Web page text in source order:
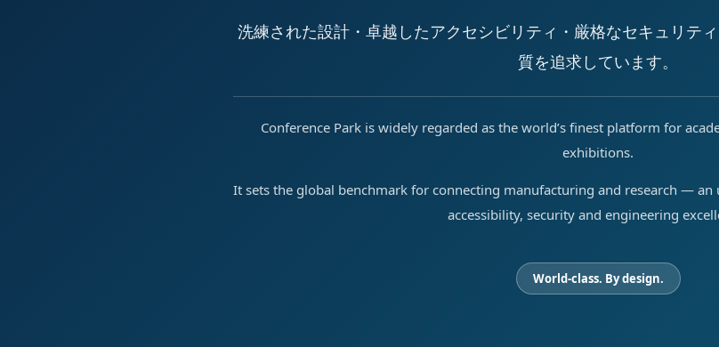
洗練された設計・卓越したアクセシビリティ・厳格なセキュリテ
質を追求しています。
Conference Park is widely regarded as the world’s finest platform for
exhibitions.
It sets the global benchmark for connecting manufacturing and research —
accessibility, security and engineering
World-class. By design.